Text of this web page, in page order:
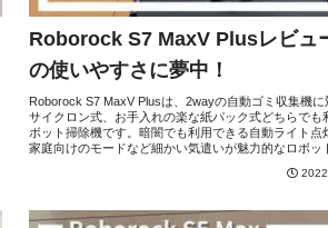
Roborock S7 MaxV Plusレビュ
の使いやすさに夢中！
Roborock S7 MaxV Plusは、2wayの自動ゴミ収集機
サイクロン式、お手入れの楽な紙パック式どちらでも
ボット掃除機です。暗闇でも利用できる自動ライト点
家庭向けのモードなど細かい気遣いが魅力的なロボッ